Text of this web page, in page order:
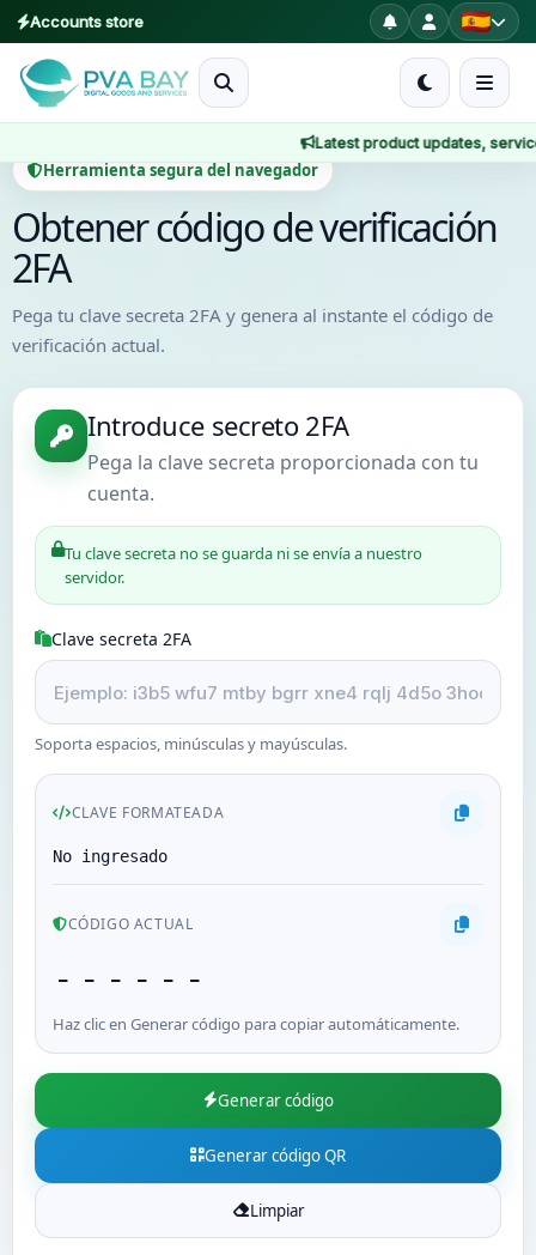
Accounts store
Latest product updates, service
MENU
Productos
Blog
About
FAQ
Contact
Tu cuenta
Soporte
CATEGORÍAS
Cuentas de Gmail 2024
Cuentas de Gmail 2023
Cuentas de Gmail 2022
Forwarding Gmail
Cuentas Gmail Nuevas
Herramienta segura del navegador
Obtener código de verificación
2FA
Pega tu clave secreta 2FA y genera al instante el código de
verificación actual.
Introduce secreto 2FA
Pega la clave secreta proporcionada con tu
cuenta.
Tu clave secreta no se guarda ni se envía a nuestro
servidor.
Clave secreta 2FA
Soporta espacios, minúsculas y mayúsculas.
CLAVE FORMATEADA
No ingresado
CÓDIGO ACTUAL
------
Haz clic en Generar código para copiar automáticamente.
Generar código
Generar código QR
Limpiar